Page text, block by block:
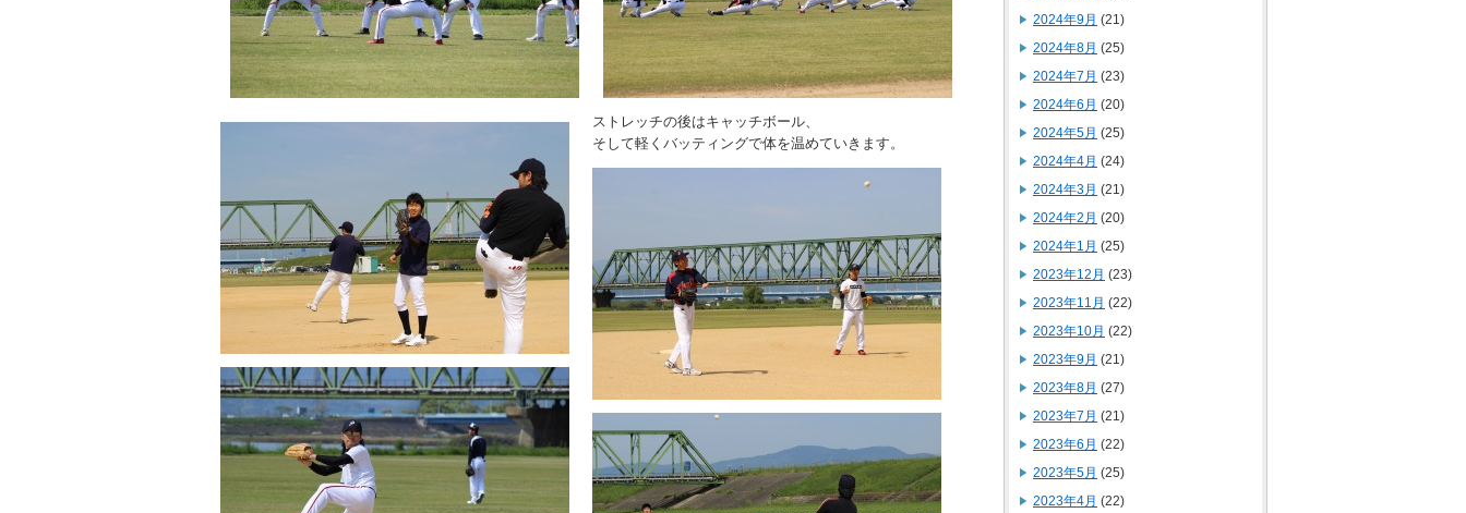
ストレッチの後はキャッチボール、
そして軽くバッティングで体を温めていきます。
2024年9月 (21)
2024年8月 (25)
2024年7月 (23)
2024年6月 (20)
2024年5月 (25)
2024年4月 (24)
2024年3月 (21)
2024年2月 (20)
2024年1月 (25)
2023年12月 (23)
2023年11月 (22)
2023年10月 (22)
2023年9月 (21)
2023年8月 (27)
2023年7月 (21)
2023年6月 (22)
2023年5月 (25)
2023年4月 (22)